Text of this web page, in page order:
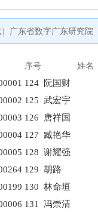
广东省数字广东研究院
序号 姓名
124 阮国财
125 武宏宇
126 唐祥国
127 臧艳华
128 谢耀强
129 胡路
130 林命垣
131 冯崇清